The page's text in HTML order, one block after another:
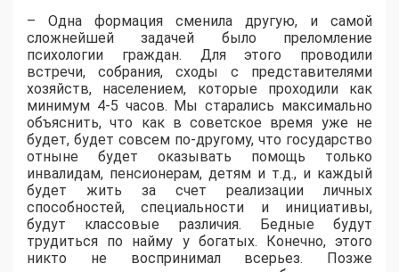
– Одна формация сменила другую, и самой
сложнейшей задачей было преломление
психологии граждан. Для этого проводили
встречи, собрания, сходы с представителями
хозяйств, населением, которые проходили как
минимум 4-5 часов. Мы старались максимально
объяснить, что как в советское время уже не
будет, будет совсем по-другому, что государство
отныне будет оказывать помощь только
инвалидам, пенсионерам, детям и т.д., и каждый
будет жить за счет реализации личных
способностей, специальности и инициативы,
будут классовые различия. Бедные будут
трудиться по найму у богатых. Конечно, этого
никто не воспринимал всерьез. Позже